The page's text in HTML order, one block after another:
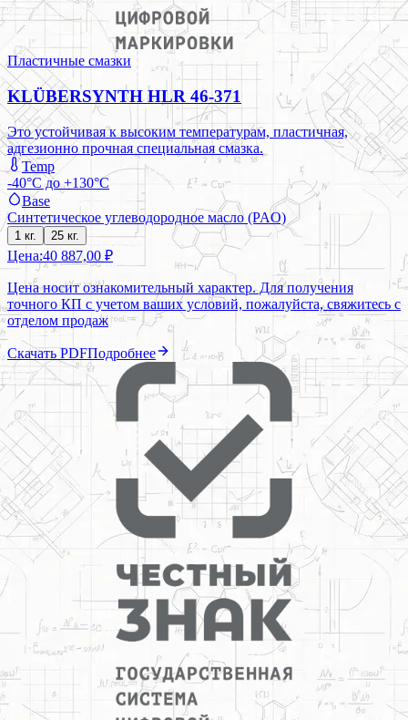
Пластичные смазки
KLÜBERSYNTH HLR 46-371
Это устойчивая к высоким температурам, пластичная,
адгезионно прочная специальная смазка.
Temp
-40°C до +130°C
Base
Синтетическое углеводородное масло (PAO)
1 кг. 25 кг.
Цена:40 887,00 ₽
Цена носит ознакомительный характер. Для получения
точного КП с учетом ваших условий, пожалуйста, свяжитесь с
отделом продаж
Скачать PDFПодробнее